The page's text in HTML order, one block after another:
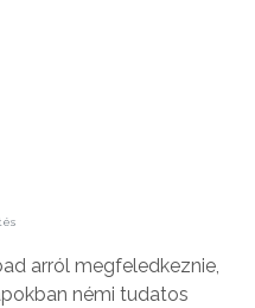
arról megfeledkeznie,
némi tudatos